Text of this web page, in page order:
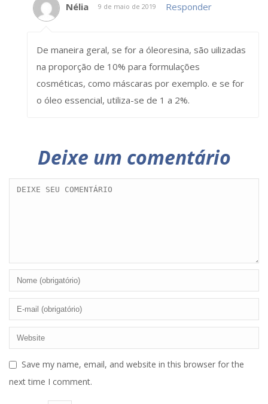
Nélia 9 de maio de 2019 Responder
De maneira geral, se for a óleoresina, são uilizadas
na proporção de 10% para formulações
cosméticas, como máscaras por exemplo. e se for
o óleo essencial, utiliza-se de 1 a 2%.
Deixe um comentário
Save my name, email, and website in this browser for the
next time I comment.